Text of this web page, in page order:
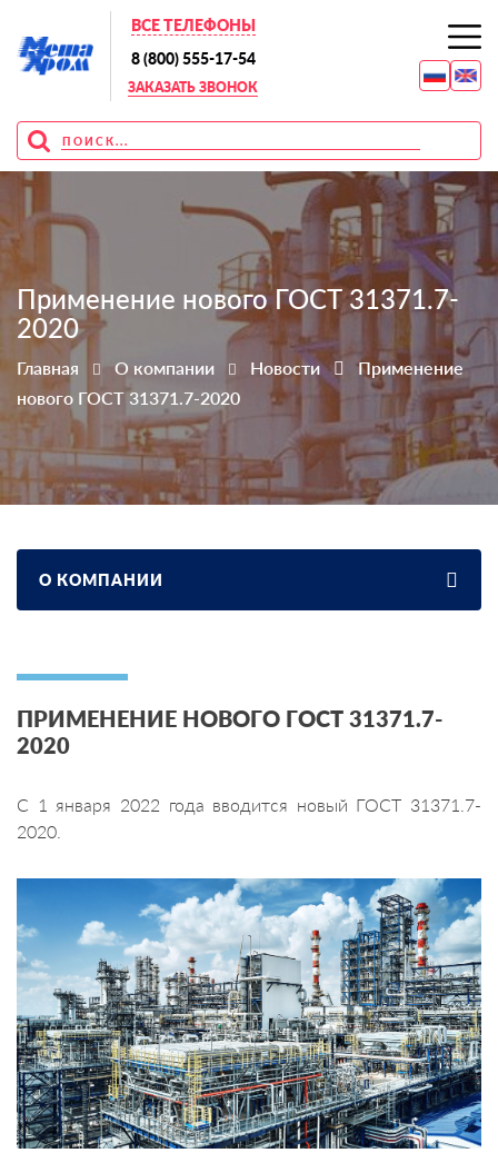
ВСЕ ТЕЛЕФОНЫ
8 (800) 555-17-54
ЗАКАЗАТЬ ЗВОНОК
Применение нового ГОСТ 31371.7-
2020
Главная О компании Новости
Применение
нового ГОСТ 31371.7-2020
О КОМПАНИИ
ПРИМЕНЕНИЕ НОВОГО ГОСТ 31371.7-
2020
С 1 января 2022 года вводится новый ГОСТ 31371.7-
2020.